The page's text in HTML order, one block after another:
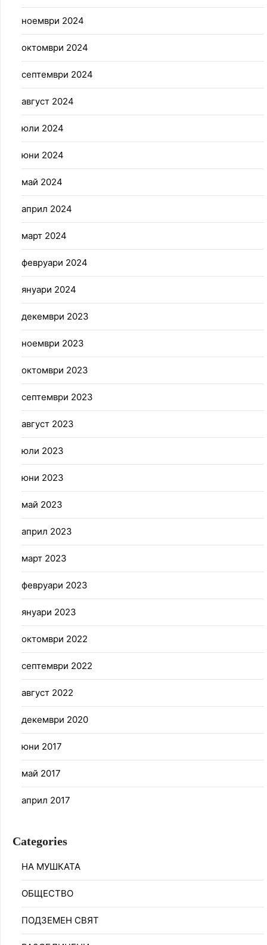
ноември 2024
октомври 2024
септември 2024
август 2024
юли 2024
юни 2024
май 2024
април 2024
март 2024
февруари 2024
януари 2024
декември 2023
ноември 2023
октомври 2023
септември 2023
август 2023
юли 2023
юни 2023
май 2023
април 2023
март 2023
февруари 2023
януари 2023
октомври 2022
септември 2022
август 2022
декември 2020
юни 2017
май 2017
април 2017
Categories
НА МУШКАТА
ОБЩЕСТВО
ПОДЗЕМЕН СВЯТ